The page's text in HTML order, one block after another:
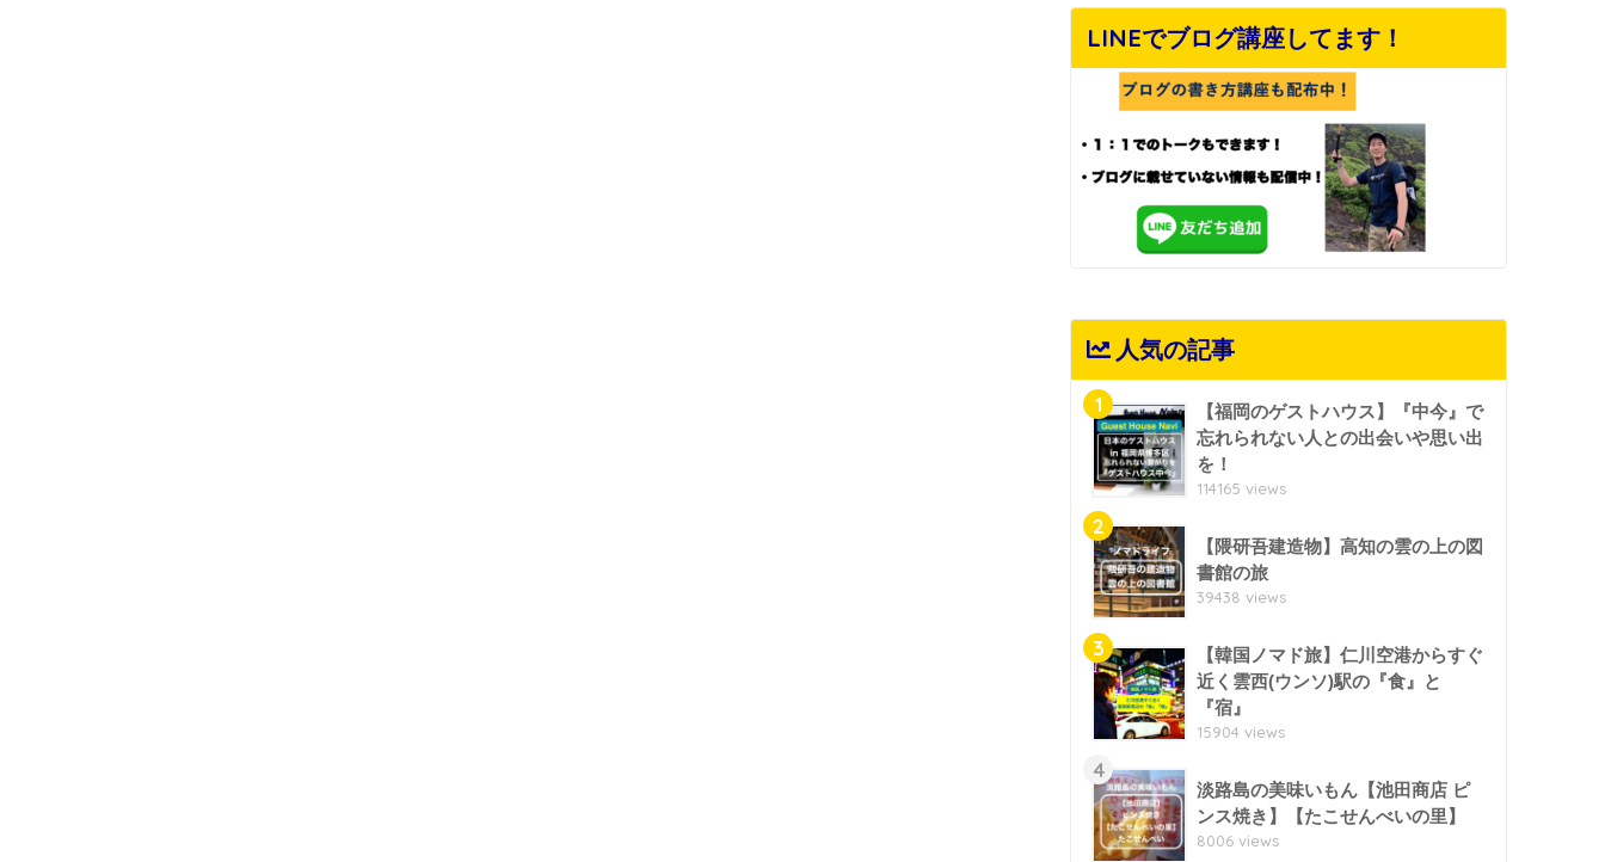
LINEでブログ講座してます！
人気の記事
1
【福岡のゲストハウス】『中今』で
忘れられない人との出会いや思い出
を！
114165 views
2
【隈研吾建造物】高知の雲の上の図
書館の旅
39438 views
3
【韓国ノマド旅】仁川空港からすぐ
近く雲西(ウンソ)駅の『食』と
『宿』
15904 views
4
淡路島の美味いもん【池田商店 ピ
ンス焼き】【たこせんべいの里】
8006 views